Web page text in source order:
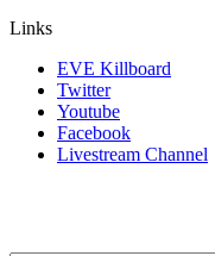
Links
EVE Killboard
Twitter
Youtube
Facebook
Livestream Channel